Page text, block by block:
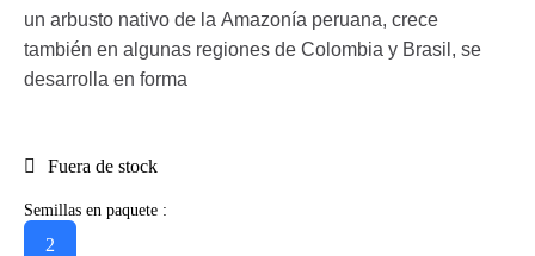
un arbusto nativo de la Amazonía peruana, crece
también en algunas regiones de Colombia y Brasil, se
desarrolla en forma
Fuera de stock
Semillas en paquete :
2